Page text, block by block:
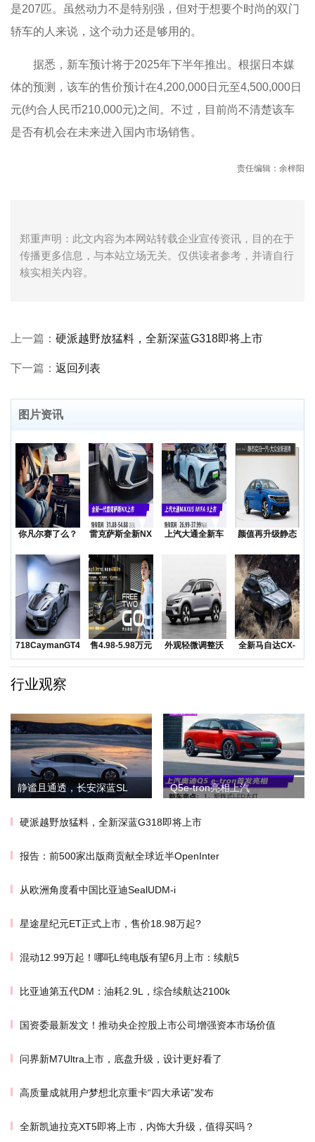
是207匹。虽然动力不是特别强，但对于想要个时尚的双门
轿车的人来说，这个动力还是够用的。
据悉，新车预计将于2025年下半年推出。根据日本媒
体的预测，该车的售价预计在4,200,000日元至4,500,000日
元(约合人民币210,000元)之间。不过，目前尚不清楚该车
是否有机会在未来进入国内市场销售。
责任编辑：余梓阳
郑重声明：此文内容为本网站转载企业宣传资讯，目的在于
传播更多信息，与本站立场无关。仅供读者参考，并请自行
核实相关内容。
上一篇： 硬派越野放猛料，全新深蓝G318即将上市
下一篇： 返回列表
图片资讯
你凡尔赛了么？
降价
雷克萨斯全新NX
上汽大通全新车
颜值再升级静态
新
718CaymanGT4RS
领衔
售4.98-5.98万元
五菱Na
外观轻微调整沃
尔沃发布海外版
全新马自达CX-
50越野SUV正
行业观察
静谧且通透，长安深蓝SL Q5e-tron亮相上汽
硬派越野放猛料，全新深蓝G318即将上市
报告：前500家出版商贡献全球近半OpenInter
从欧洲角度看中国比亚迪SealUDM-i
星途星纪元ET正式上市，售价18.98万起?
混动12.99万起！哪吒L纯电版有望6月上市：续航5
比亚迪第五代DM：油耗2.9L，综合续航达2100k
国资委最新发文！推动央企控股上市公司增强资本市场价值
问界新M7Ultra上市，底盘升级，设计更好看了
高质量成就用户梦想北京重卡“四大承诺”发布
全新凯迪拉克XT5即将上市，内饰大升级，值得买吗？